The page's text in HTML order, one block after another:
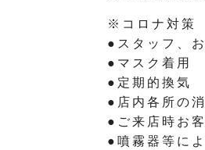
※コロナ対策
●スタッフ、
●マスク着用
●定期的換気
●店内各所の
●ご来店時お
●噴霧器等に